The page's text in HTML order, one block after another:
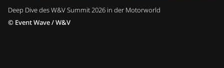
Deep Dive des W&V Summit 2026 in der Motorworld
© Event Wave / W&V